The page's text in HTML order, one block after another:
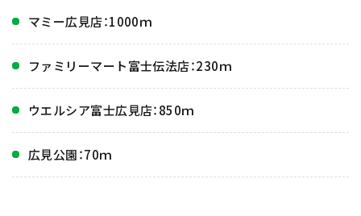
マミー広見店：1000ｍ
ファミリーマート富士伝法店：230ｍ
ウエルシア富士広見店：850ｍ
広見公園：70ｍ